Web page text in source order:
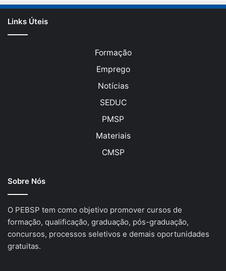
Links Úteis
Formação
Emprego
Notícias
SEDUC
PMSP
Materiais
CMSP
Sobre Nós
O PEBSP tem como objetivo promover cursos de
formação, qualificação, graduação, pós-graduação,
concursos, processos seletivos e demais oportunidades
gratuitas.